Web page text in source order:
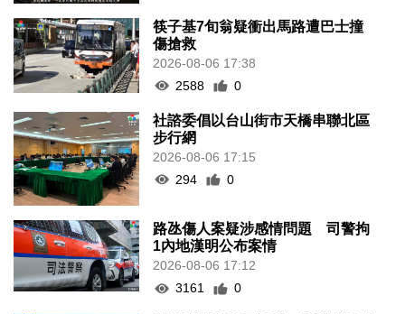
筷子基7旬翁疑衝出馬路遭巴士撞
傷搶救
2026-08-06 17:38
2588
0
社諮委倡以台山街市天橋串聯北區
步行網
2026-08-06 17:15
294
0
路氹傷人案疑涉感情問題 司警拘
1內地漢明公布案情
2026-08-06 17:12
3161
0